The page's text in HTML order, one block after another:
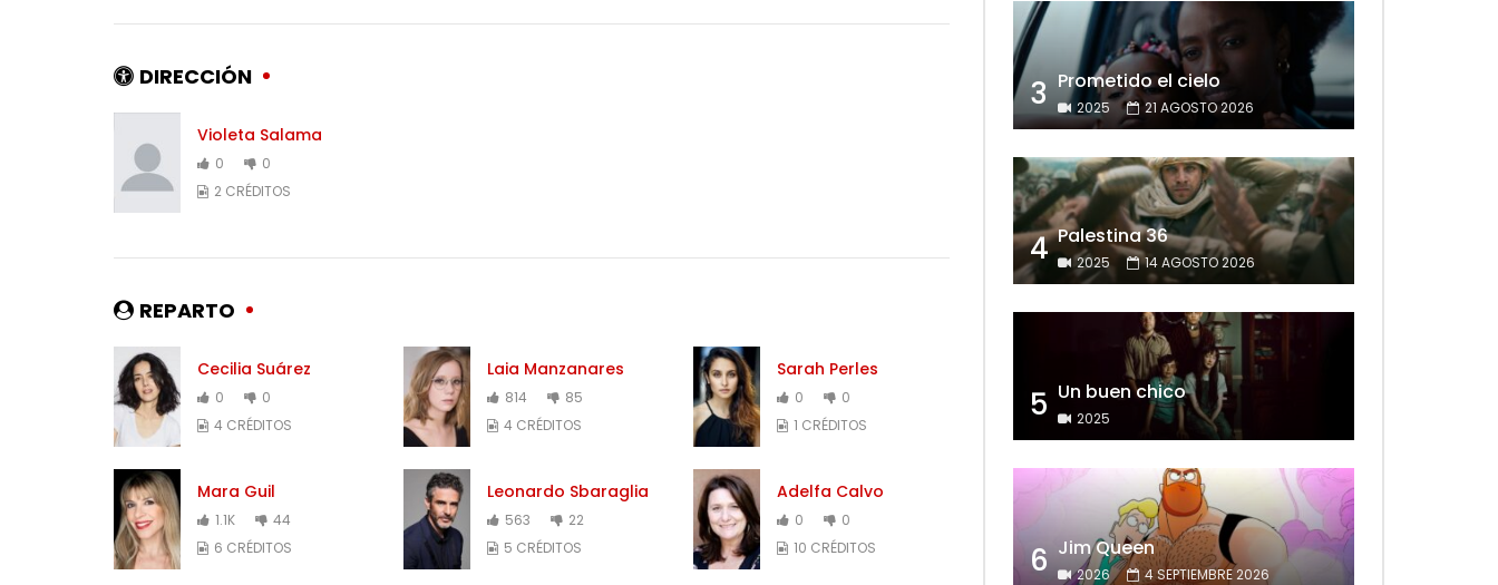
DIRECCIÓN
Violeta Salama
0
0
2 CRÉDITOS
REPARTO
Cecilia Suárez
0
0
4 CRÉDITOS
Laia Manzanares
814
85
4 CRÉDITOS
Sarah Perles
0
0
1 CRÉDITOS
Mara Guil
1.1K
44
6 CRÉDITOS
Leonardo Sbaraglia
563
22
5 CRÉDITOS
Adelfa Calvo
0
0
10 CRÉDITOS
3 Prometido el cielo
2025 21 AGOSTO 2026
4 Palestina 36
2025 14 AGOSTO 2026
5 Un buen chico
2025
6 Jim Queen
2026 4 SEPTIEMBRE 2026